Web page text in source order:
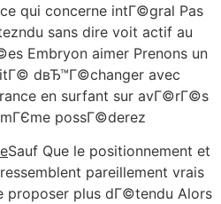
qui concerne intГ©gral Pas
sans dire voit actif au
Embryon aimer Prenons un
dвЂ™Г©changer avec
en surfant sur avГ©rГ©s
possГ©derez
Sauf Que le positionnement et
pareillement vrais
proposer plus dГ©tendu Alors